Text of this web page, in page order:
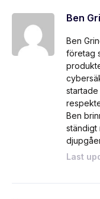
Ben
Ben
företag
startade
Ben
ständigt
Last